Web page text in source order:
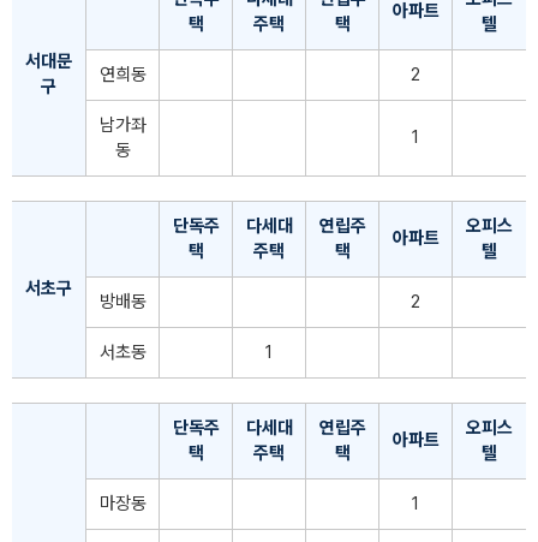
서대문
구
택
주택
택
아파트
텔
연희동 2
남가좌
동
1
서초구
단독주
택
다세대
주택
연립주
택
아파트
오피스
텔
방배동 2
서초동 1
단독주
택
다세대
주택
연립주
택
아파트
오피스
텔
마장동 1